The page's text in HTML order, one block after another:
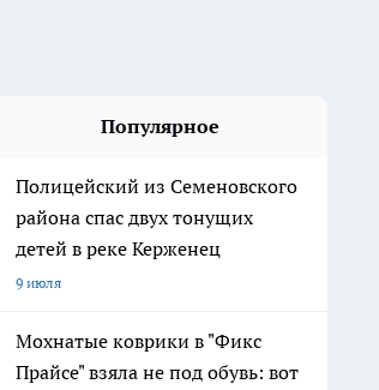
Популярное
Полицейский из Семеновского
района спас двух тонущих
детей в реке Керженец
9 июля
Мохнатые коврики в "Фикс
Прайсе" взяла не под обувь: вот